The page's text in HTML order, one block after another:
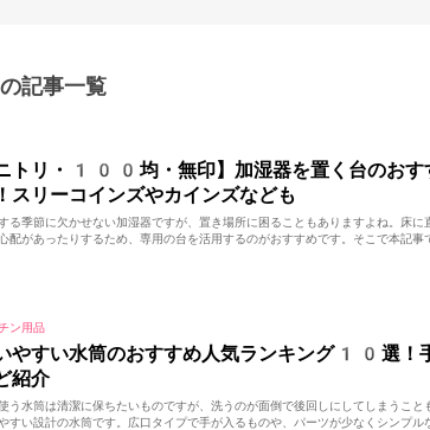
記事一覧
ニトリ・100均・無印】加湿器を置く台のお
スリーコインズやカインズなども
る季節に欠かせない加湿器ですが、置き場所に困ることもありますよね。床
配があったりするため、専用の台を活用するのがおすすめです。そこで本記事
ン用品
やすい水筒のおすすめ人気ランキング10選！
紹介
う水筒は清潔に保ちたいものですが、洗うのが面倒で後回しにしてしまうこと
すい設計の水筒です。広口タイプで手が入るものや、パーツが少なくシンプル